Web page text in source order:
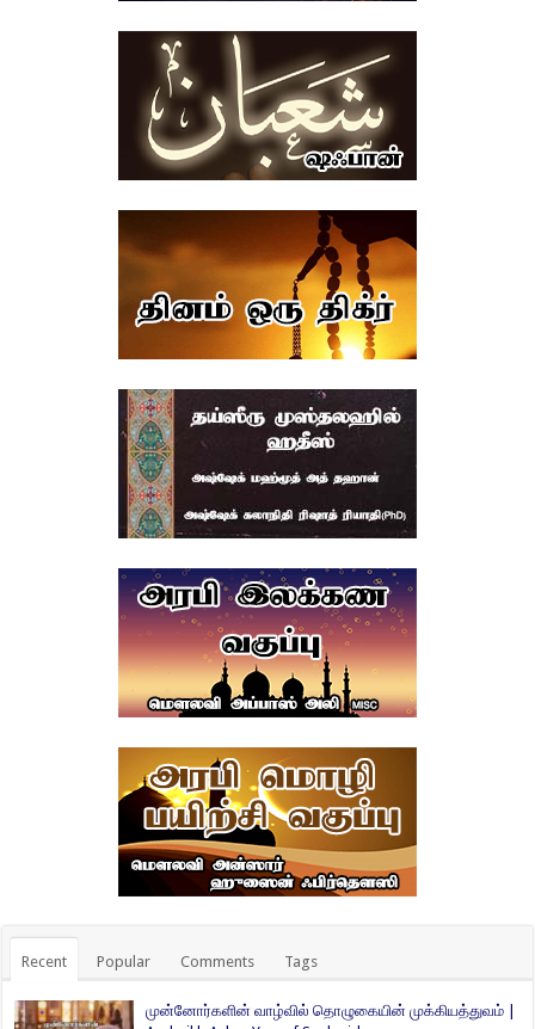
Recent Popular Comments Tags
முன்னோர்களின் வாழ்வில் தொழுகையின் முக்கியத்துவம் |